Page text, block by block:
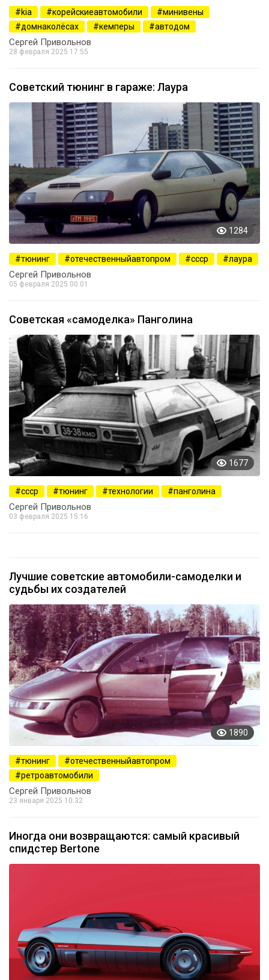
kia корейскиеавтомобили
минивены
домнаколёсах
кемперы автодом
Сергей Привольнов
28 февраля 2025 17:55
Советский тюнинг в гараже: Лаура
1284
тюнинг отечественныйавтопром ссср лаура
Сергей Привольнов
05 февраля 2025 00:01
Советская «самоделка» Панголина
1677
ссср тюнинг технологии панголина
Сергей Привольнов
03 февраля 2025 15:16
Лучшие советские автомобили-самоделки и
судьбы их создателей
1890
тюнинг
отечественныйавтопром
ретроавтомобили
Сергей Привольнов
23 января 2025 10:32
Иногда они возвращаются: самый красивый
спидстер Bertone